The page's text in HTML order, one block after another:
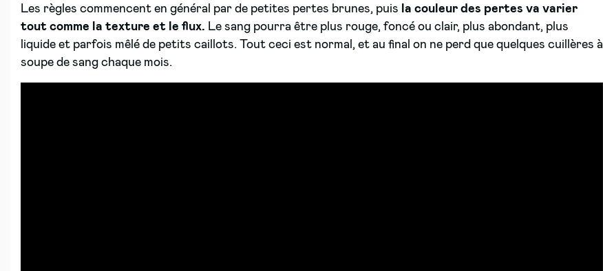
Les règles commencent en général par de petites pertes brunes, puis la couleur des pertes va varier
tout comme la texture et le flux. Le sang pourra être plus rouge, foncé ou clair, plus abondant, plus
liquide et parfois mêlé de petits caillots. Tout ceci est normal, et au final on ne perd que quelques cuillères à
soupe de sang chaque mois.